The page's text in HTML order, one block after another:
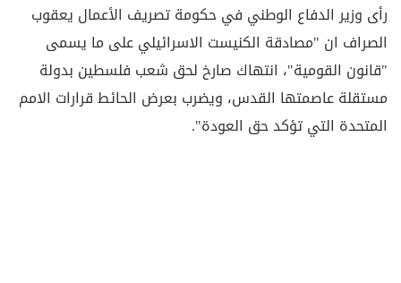
رأى وزير الدفاع الوطني في حكومة تصريف الأعمال يعقوب
الصراف ان "مصادقة الكنيست الاسرائيلي على ما يسمى
"قانون القومية"، انتهاك صارخ لحق شعب فلسطين بدولة
مستقلة عاصمتها القدس، ويضرب بعرض الحائط قرارات الامم
المتحدة التي تؤكد حق العودة".